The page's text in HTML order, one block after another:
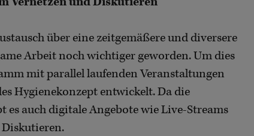
über eine zeitgemäßere und diversere
Arbeit noch wichtiger geworden. Um dies
mit parallel laufenden Veranstaltungen
Hygienekonzept entwickelt. Da die
auch digitale Angebote wie Live-Streams
Diskutieren.